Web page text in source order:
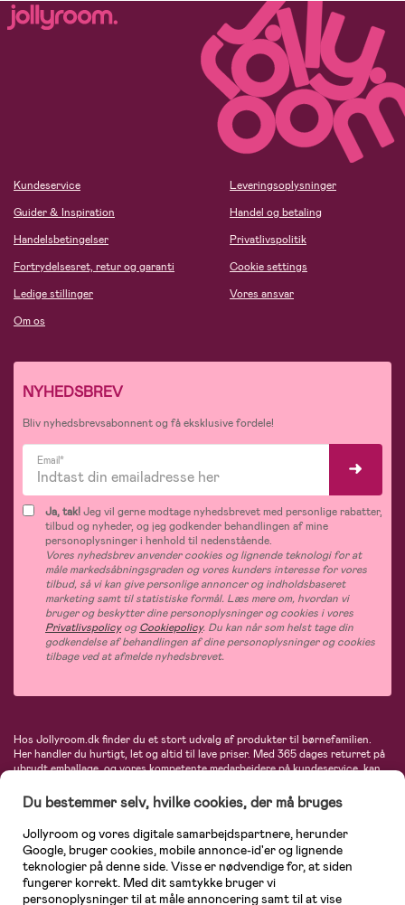
Kundeservice
Guider & Inspiration
Handelsbetingelser
Fortrydelsesret, retur og garanti
Ledige stillinger
Om os
Leveringsoplysninger
Handel og betaling
Privatlivspolitik
Cookie settings
Vores ansvar
NYHEDSBREV
Bliv nyhedsbrevsabonnent og få eksklusive fordele!
Email*
Ja, tak!Jeg vil gerne modtage nyhedsbrevet med personlige rabatter,
tilbud og nyheder, og jeg godkender behandlingen af mine
personoplysninger i henhold til nedenstående.
Vores nyhedsbrev anvender cookies og lignende teknologi for at
måle markedsåbningsgraden og vores kunders interesse for vores
tilbud, så vi kan give personlige annoncer og indholdsbaseret
marketing samt til statistiske formål. Læs mere om, hvordan vi
bruger og beskytter dine personoplysninger og cookies i vores
PrivatlivspolicyogCookiepolicy. Du kan når som helst tage din
godkendelse af behandlingen af dine personoplysninger og cookies
tilbage ved at afmelde nyhedsbrevet.
Hos Jollyroom.dk finder du et stort udvalg af produkter til børnefamilien.
Her handler du hurtigt, let og altid til lave priser. Med 365 dages returret på
ubrudt emballage, og vores kompetente medarbejdere på kundeservice, kan
barnevogne, autostole, børne- og babytøj, produkter til gravide og ammende
mødre, indretning og inspiration, legetøj, babyudstyr og meget mere. Vi
tilbyder produkter fra velkendte varemærker som Britax, Maxi-Cosi, Baby
Jogger, BabyBjörn, Didriksons, KidKraft, Ergobaby, Phillips Avent, Neonate,
Cybex, LEGO og mange flere. Kort sagt - et kæmpe sortiment venter på dig!
Du bestemmer selv, hvilke cookies, der må bruges
Jollyroom og vores digitale samarbejdspartnere, herunder
Google, bruger cookies, mobile annonce-id'er og lignende
teknologier på denne side. Visse er nødvendige for, at siden
fungerer korrekt. Med dit samtykke bruger vi
personoplysninger til at måle annoncering samt til at vise